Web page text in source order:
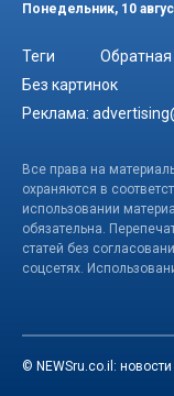
Понедельник, 10
Теги Обратная
Без картинок
Реклама:
Все права на
охраняются в
использовании
обязательна.
статей без
соцсетях.
© NEWSru.co.il: